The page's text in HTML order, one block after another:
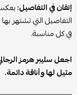
إتقان في التفاصيل:
التفاصيل التي تشتهر
في كل مناسبة.
اجعل سليبر هرمز
مثيل لها وأناقة دائمة.